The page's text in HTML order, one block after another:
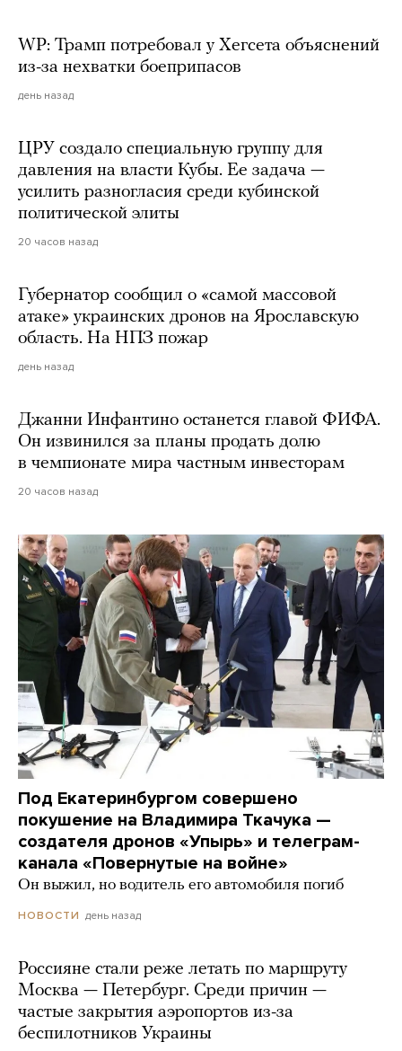
WP: Трамп потребовал у Хегсета объяснений
из-за нехватки боеприпасов
день назад
ЦРУ создало специальную группу для
давления на власти Кубы. Ее задача —
усилить разногласия среди кубинской
политической элиты
20 часов назад
Губернатор сообщил о «самой массовой
атаке» украинских дронов на Ярославскую
область. На НПЗ пожар
день назад
Джанни Инфантино останется главой ФИФА.
Он извинился за планы продать долю
в чемпионате мира частным инвесторам
20 часов назад
Под Екатеринбургом совершено
покушение на Владимира Ткачука —
создателя дронов «Упырь» и телеграм-
канала «Повернутые на войне»
Он выжил, но водитель его автомобиля погиб
НОВОСТИ день назад
Россияне стали реже летать по маршруту
Москва — Петербург. Среди причин —
частые закрытия аэропортов из-за
беспилотников Украины